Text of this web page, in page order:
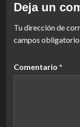
Deja un
Tu dirección de
campos
Comentario *